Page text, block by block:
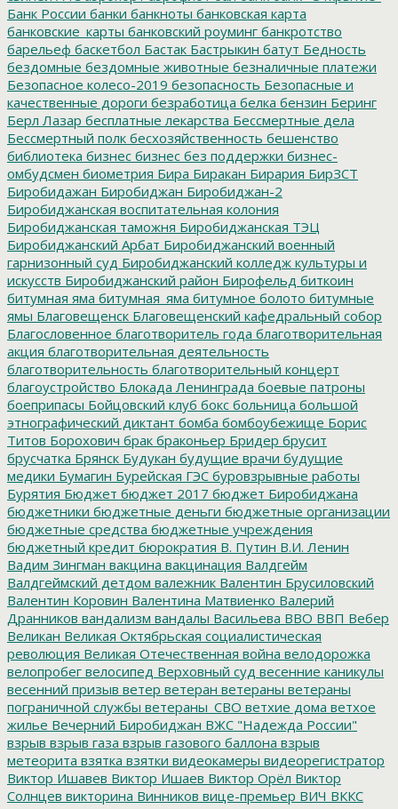
Банк России банки банкноты банковская карта
банковские_карты банковский роуминг банкротство
барельеф баскетбол Бастак Бастрыкин батут Бедность
бездомные бездомные животные безналичные платежи
Безопасное колесо-2019 безопасность Безопасные и
качественные дороги безработица белка бензин Беринг
Берл Лазар бесплатные лекарства Бессмертные дела
Бессмертный полк бесхозяйственность бешенство
библиотека бизнес бизнес без поддержки бизнес-
омбудсмен биометрия Бира Биракан Бирария БирЗСТ
Биробидажан Биробиджан Биробиджан-2
Биробиджанская воспитательная колония
Биробиджанская таможня Биробиджанская ТЭЦ
Биробиджанский Арбат Биробиджанский военный
гарнизонный суд Биробиджанский колледж культуры и
искусств Биробиджанский район Бирофельд биткоин
битумная яма битумная_яма битумное болото битумные
ямы Благовещенск Благовещенский кафедральный собор
Благословенное благотворитель года благотворительная
акция благотворительная деятельность
благотворительность благотворительный концерт
благоустройство Блокада Ленинграда боевые патроны
боеприпасы Бойцовский клуб бокс больница большой
этнографический диктант бомба бомбоубежище Борис
Титов Борохович брак браконьер Бридер брусит
брусчатка Брянск Будукан будущие врачи будущие
медики Бумагин Бурейская ГЭС буровзрывные работы
Бурятия Бюджет бюджет 2017 бюджет Биробиджана
бюджетники бюджетные деньги бюджетные организации
бюджетные средства бюджетные учреждения
бюджетный кредит бюрократия В. Путин В.И. Ленин
Вадим Зингман вакцина вакцинация Валдгейм
Валдгеймский детдом валежник Валентин Брусиловский
Валентин Коровин Валентина Матвиенко Валерий
Дранников вандализм вандалы Васильева ВВО ВВП Вебер
Великан Великая Октябрьская социалистическая
революция Великая Отечественная война велодорожка
велопробег велосипед Верховный суд весенние каникулы
весенний призыв ветер ветеран ветераны ветераны
пограничной службы ветераны_СВО ветхие дома ветхое
жилье Вечерний Биробиджан ВЖС "Надежда России"
взрыв взрыв газа взрыв газового баллона взрыв
метеорита взятка взятки видеокамеры видеорегистратор
Виктор Ишавев Виктор Ишаев Виктор Орёл Виктор
Солнцев викторина Винников вице-премьер ВИЧ ВККС